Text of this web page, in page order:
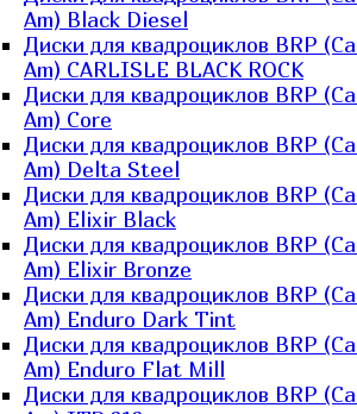
Am) Black Diesel
Диски для квадроциклов BRP
Am) CARLISLE BLACK ROCK
Диски для квадроциклов BRP
Am) Core
Диски для квадроциклов BRP
Am) Delta Steel
Диски для квадроциклов BRP
Am) Elixir Black
Диски для квадроциклов BRP
Am) Elixir Bronze
Диски для квадроциклов BRP
Am) Enduro Dark Tint
Диски для квадроциклов BRP
Am) Enduro Flat Mill
Диски для квадроциклов BRP